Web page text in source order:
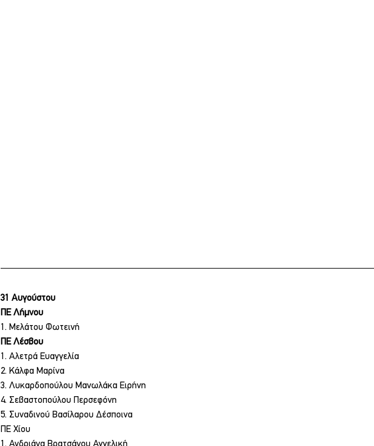
31 Αυγούστου
ΠΕ Λήμνου
1. Μελάτου Φωτεινή
ΠΕ Λέσβου
1. Αλετρά Ευαγγελία
2. Κάλφα Μαρίνα
3. Λυκαρδοπούλου Μανωλάκα Ειρήνη
4. Σεβαστοπούλου Περσεφόνη
5. Συναδινού Βασίλαρου Δέσποινα
ΠΕ Χίου